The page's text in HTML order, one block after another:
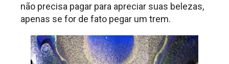
não precisa pagar para apreciar suas belezas,
apenas se for de fato pegar um trem.